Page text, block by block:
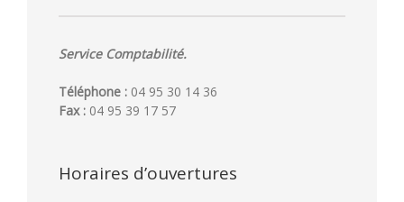
Service Comptabilité.
Téléphone : 04 95 30 14 36
Fax : 04 95 39 17 57
Horaires d’ouvertures